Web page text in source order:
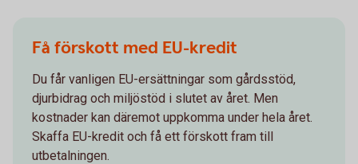
Få förskott med EU-kredit
Du får vanligen EU-ersättningar som gårdsstöd,
djurbidrag och miljöstöd i slutet av året. Men
kostnader kan däremot uppkomma under hela året.
Skaffa EU-kredit och få ett förskott fram till
utbetalningen.